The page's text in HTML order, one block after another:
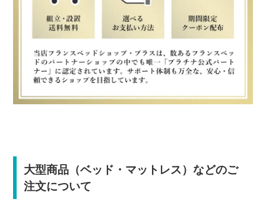
大型商品（ベッド・マットレス）などのご
注文について